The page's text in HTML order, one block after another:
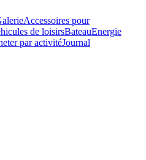
Accessoires pour
de loisirsBateauEnergie
par activitéJournal